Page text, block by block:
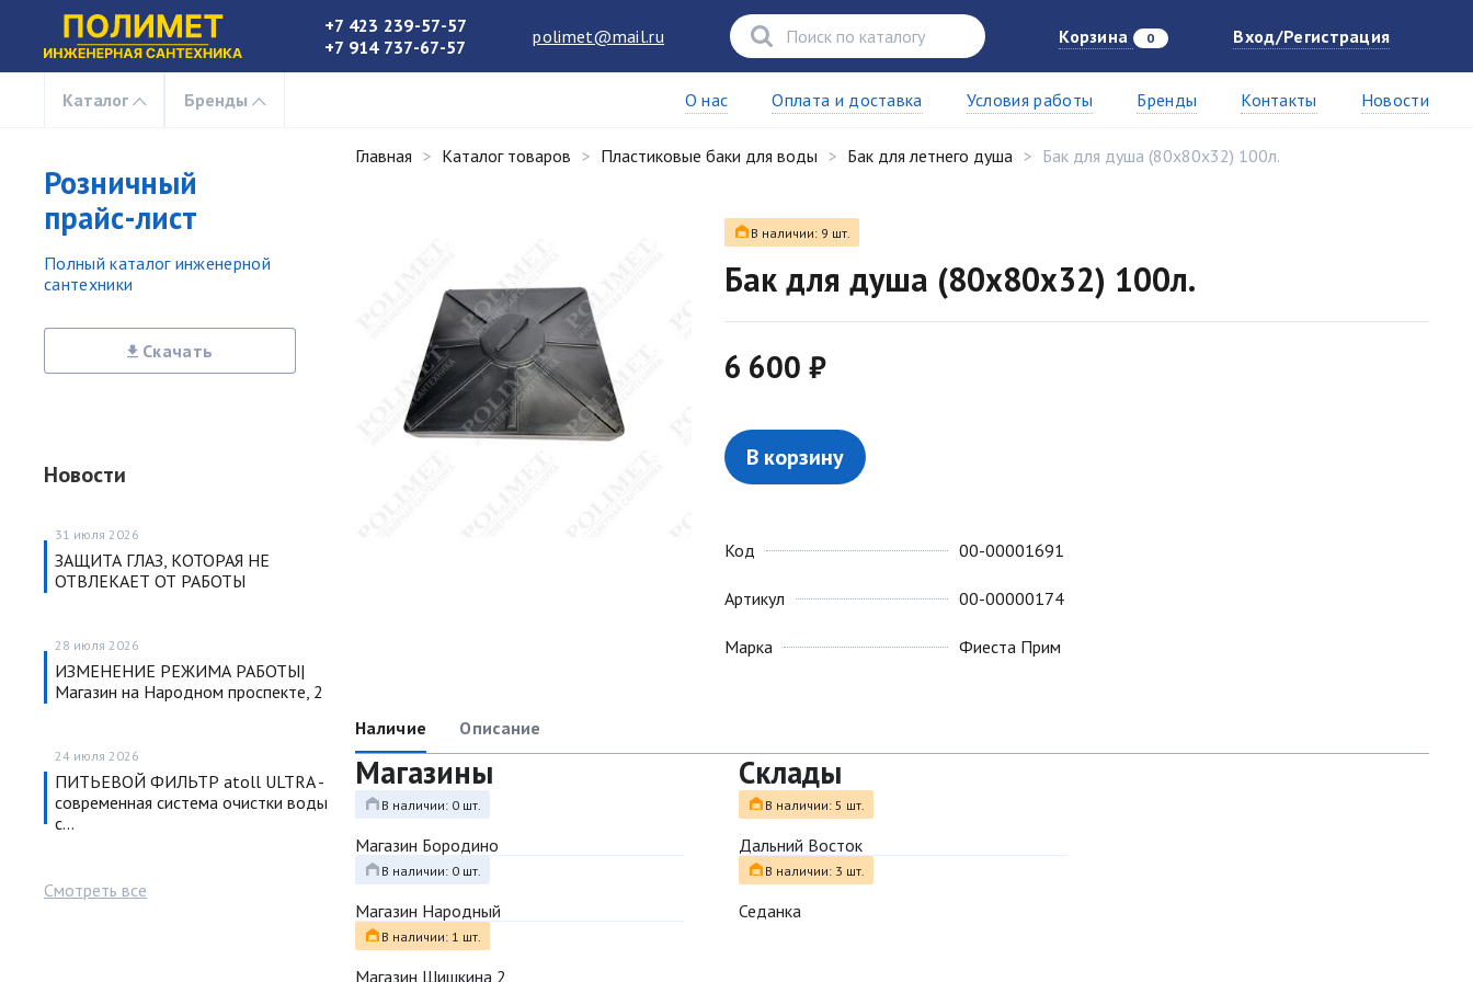
+7 423 239-57-57
+7 914 737-67-57
polimet@mail.ru Корзина 0 Вход/Регистрация
Каталог Бренды О нас Оплата и доставка Условия работы Бренды Контакты Новости
Розничный
прайс-лист
Полный каталог инженерной
сантехники
Скачать
Новости
31 июля 2026
ЗАЩИТА ГЛАЗ, КОТОРАЯ НЕ
ОТВЛЕКАЕТ ОТ РАБОТЫ
28 июля 2026
ИЗМЕНЕНИЕ РЕЖИМА РАБОТЫ|
Магазин на Народном проспекте, 2
24 июля 2026
ПИТЬЕВОЙ ФИЛЬТР atoll ULTRA -
современная система очистки воды
с…
Смотреть все
Главная Каталог товаров Пластиковые баки для воды Бак для летнего душа Бак для душа (80х80х32) 100л.
В наличии: 9 шт.
Бак для душа (80х80х32) 100л.
6 600 ₽
В корзину
Код
Артикул
Марка
00-00001691
00-00000174
Фиеста Прим
Наличие Описание
Магазины
В наличии: 0 шт.
Магазин Бородино
В наличии: 0 шт.
Магазин Народный
В наличии: 1 шт.
Магазин Шишкина 2
Склады
В наличии: 5 шт.
Дальний Восток
В наличии: 3 шт.
Седанка